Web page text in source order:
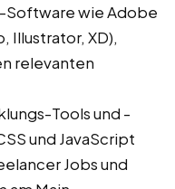
Software wie Adobe
Illustrator, XD),
relevanten
Tools und -
und JavaScript
Jobs und